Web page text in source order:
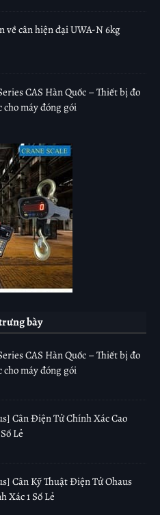
về cân hiện đại UWA-N 6kg
CAS Hàn Quốc – Thiết bị đo
cho máy đóng gói
bày
CAS Hàn Quốc – Thiết bị đo
cho máy đóng gói
Cân Điện Tử Chính Xác Cao
Lẻ
Cân Kỹ Thuật Điện Tử Ohaus
Xác 1 Số Lẻ